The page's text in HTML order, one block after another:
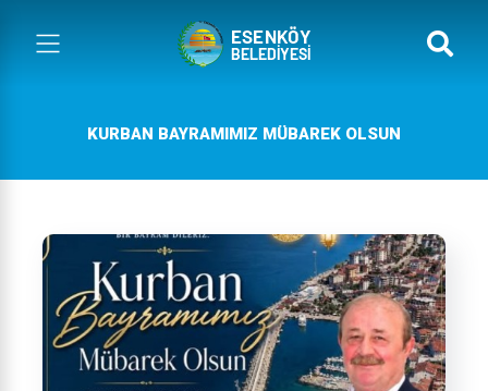
KURBAN BAYRAMIMIZ MÜBAREK OLSUN